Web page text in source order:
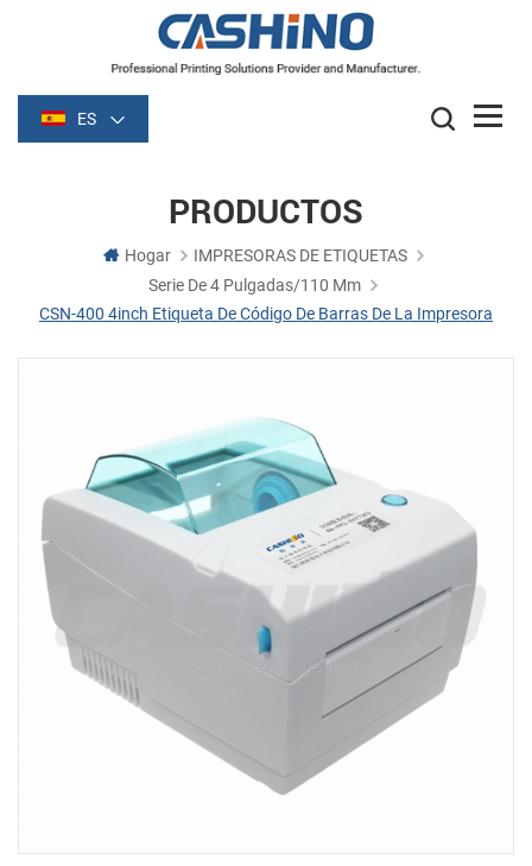
ES
PRODUCTOS
Hogar
IMPRESORAS DE ETIQUETAS
Serie De 4 Pulgadas/110 Mm
CSN-400 4inch Etiqueta De Código De Barras De La Impresora